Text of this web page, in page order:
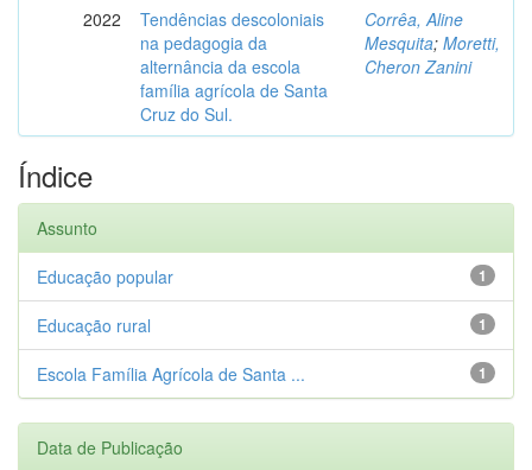
2022
Tendências descoloniais
na pedagogia da
alternância da escola
família agrícola de Santa
Cruz do Sul.
Corrêa, Aline
Mesquita; Moretti,
Cheron Zanini
Índice
Assunto
1
Educação popular
1
Educação rural
1
Escola Família Agrícola de Santa ...
Data de Publicação